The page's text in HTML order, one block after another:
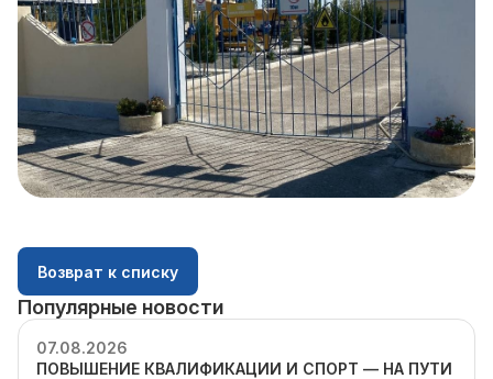
Возврат к списку
Популярные новости
07.08.2026
ПОВЫШЕНИЕ КВАЛИФИКАЦИИ И СПОРТ — НА ПУТИ